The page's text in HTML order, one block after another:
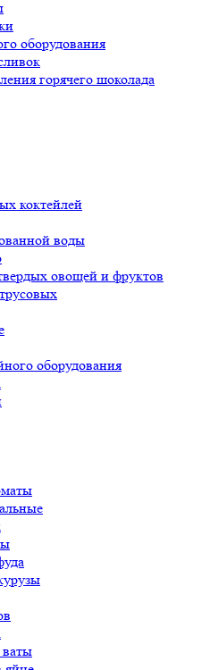
оборудования
горячего шоколада
коктейлей
воды
овощей и фруктов
оборудования